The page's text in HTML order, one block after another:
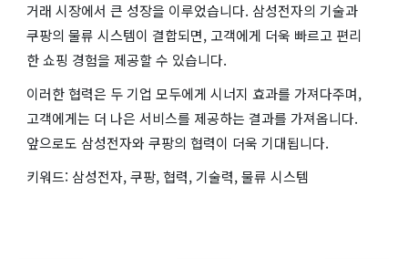
거래 시장에서 큰 성장을 이루었습니다. 삼성전자의 기술과
쿠팡의 물류 시스템이 결합되면, 고객에게 더욱 빠르고 편리
한 쇼핑 경험을 제공할 수 있습니다.
이러한 협력은 두 기업 모두에게 시너지 효과를 가져다주며,
고객에게는 더 나은 서비스를 제공하는 결과를 가져옵니다.
앞으로도 삼성전자와 쿠팡의 협력이 더욱 기대됩니다.
키워드: 삼성전자, 쿠팡, 협력, 기술력, 물류 시스템